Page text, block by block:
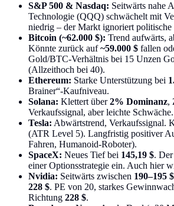
S&P 500 & Nasdaq: Seitwärts nahe
Technologie (QQQ) schwächelt mit
niedrig – der Markt ignoriert politische
Bitcoin (~62.000 $): Trend aufwärts,
Könnte zurück auf~59.000 $ fallen
Gold/BTC-Verhältnis bei 15 Unzen
(Allzeithoch bei 40).
Ethereum: Starke Unterstützung bei
Brainer“-Kaufniveau.
Solana: Klettert über2% Dominanz,
Verkaufssignal, aber leichte Schwäche.
Tesla: Abwärtstrend, Verkaufssignal.
(ATR Level 5). Langfristig positiver
Fahren, Humanoid-Roboter).
SpaceX: Neues Tief bei 145,19 $.
einer Optionsstrategie ein. Auch hier
Nvidia: Seitwärts zwischen 190–195 $
228 $. PE von 20, starkes
Richtung 228 $.